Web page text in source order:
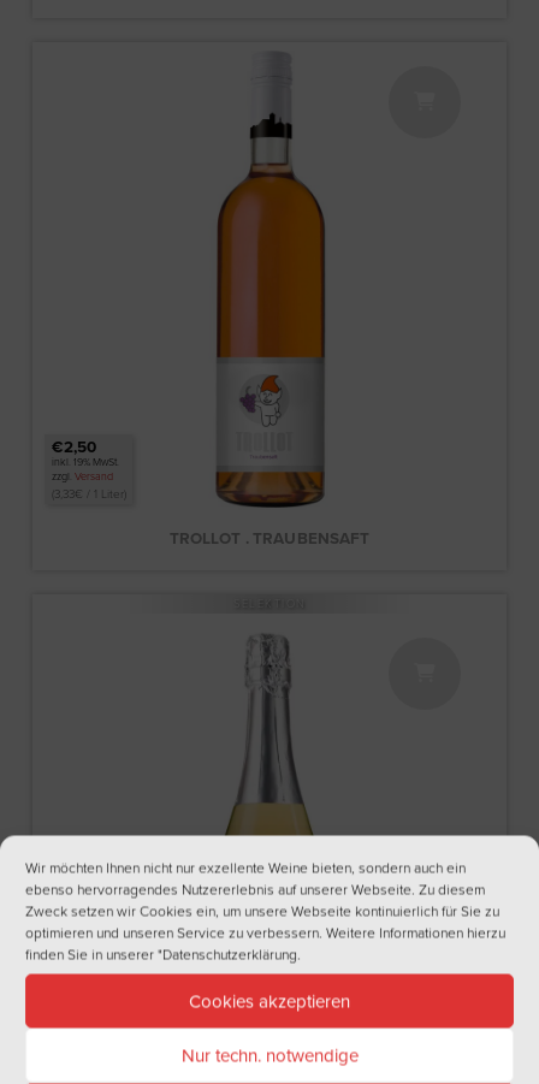
Wir möchten Ihnen nicht nur exzellente Weine bieten, sondern auch ein
ebenso hervorragendes Nutzererlebnis auf unserer Webseite. Zu diesem
Zweck setzen wir Cookies ein, um unsere Webseite kontinuierlich für Sie zu
optimieren und unseren Service zu verbessern. Weitere Informationen hierzu
finden Sie in unserer"Datenschutzerklärung.
Cookies akzeptieren
Nur techn. notwendige
€2,50
inkl. 19% MwSt.
zzgl. Versand
3,33€ / 1 Liter)
TROLLOT . TRAUBENSAFT
inkl. 19% MwSt.